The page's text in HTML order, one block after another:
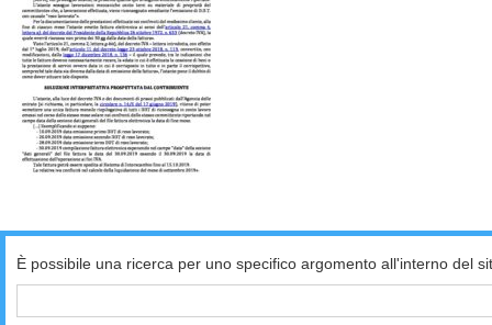
È possibile una ricerca per uno specifico argomento all'interno del